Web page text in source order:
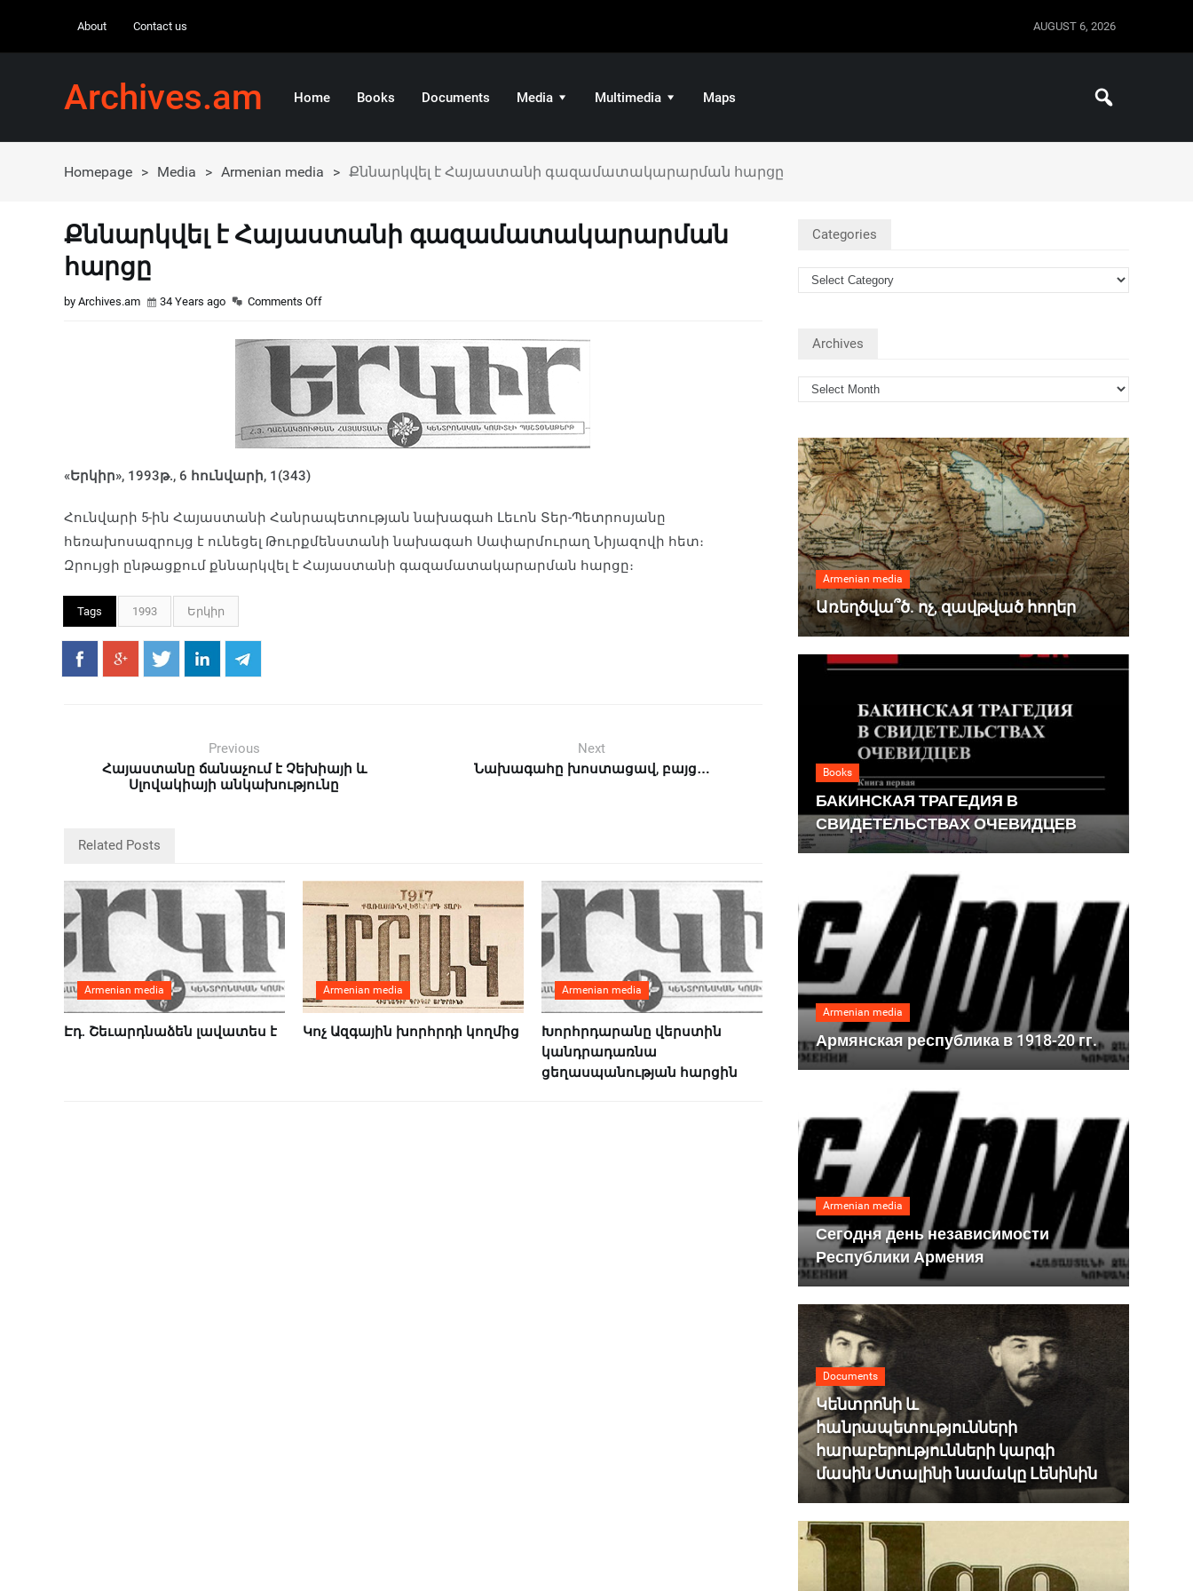
About Contact us AUGUST 6, 2026
Archives.am Home Books Documents Media Multimedia Maps
Homepage > Media > Armenian media > Քննարկվել է Հայաստանի գազամատակարարման հարցը
Քննարկվել է Հայաստանի գազամատակարարման
հարցը
by Archives.am 34 Years ago Comments Off
«Երկիր», 1993թ., 6 հունվարի, 1(343)
Հունվարի 5-ին Հայաստանի Հանրապետության նախագահ Լեւոն Տեր-Պետրոսյանը
հեռախոսազրույց է ունեցել Թուրքմենստանի նախագահ Սափարմուրաղ Նիյազովի հետ։
Զրույցի ընթացքում քննարկվել է Հայաստանի գազամատակարարման հարցը։
Tags 1993 Երկիր
Previous
Հայաստանը ճանաչում է Չեխիայի և
Սլովակիայի անկախությունը
Next
Նախագահը խոստացավ, բայց…
Related Posts
Armenian media
Էդ. Շեւարդնաձեն լավատես է
Armenian media
Կոչ Ազգային խորհրդի կողմից
Armenian media
Խորհրդարանը վերստին
կանդրադառնա
ցեղասպանության հարցին
Categories
Archives
Armenian media
Առեղծվա՞ծ. ոչ, զավթված հողեր
Books
БАКИНСКАЯ ТРАГЕДИЯ В
СВИДЕТЕЛЬСТВАХ ОЧЕВИДЦЕВ
Armenian media
Армянская республика в 1918-20 гг.
Armenian media
Сегодня день независимости
Республики Армения
Documents
Կենտրոնի և
հանրապետությունների
հարաբերությունների կարգի
մասին Ստալինի նամակը Լենինին